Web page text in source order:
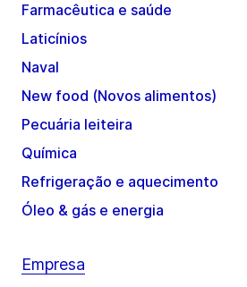
Farmacêutica e saúde
Laticínios
Naval
New food (Novos alimentos)
Pecuária leiteira
Química
Refrigeração e aquecimento
Óleo & gás e energia
Empresa